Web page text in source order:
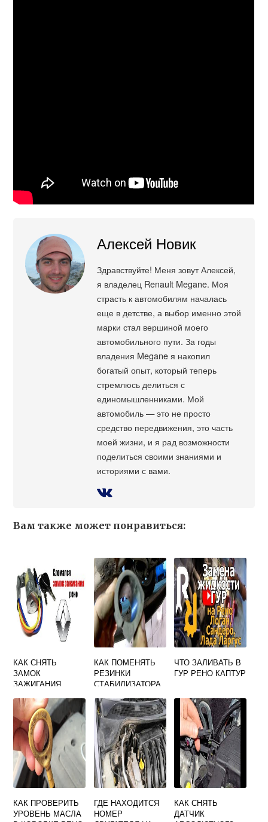
Алексей Новик
Здравствуйте! Меня зовут Алексей,
я владелец Renault Megane. Моя
страсть к автомобилям началась
еще в детстве, а выбор именно этой
марки стал вершиной моего
автомобильного пути. За годы
владения Megane я накопил
богатый опыт, который теперь
стремлюсь делиться с
единомышленниками. Мой
автомобиль — это не просто
средство передвижения, это часть
моей жизни, и я рад возможности
поделиться своими знаниями и
историями с вами.
Вам также может понравиться:
КАК СНЯТЬ
ЗАМОК
ЗАЖИГАНИЯ
КАК ПОМЕНЯТЬ
РЕЗИНКИ
СТАБИЛИЗАТОРА
ЧТО ЗАЛИВАТЬ В
ГУР РЕНО КАПТУР
КАК ПРОВЕРИТЬ
УРОВЕНЬ МАСЛА
ГДЕ НАХОДИТСЯ
НОМЕР
КАК СНЯТЬ
ДАТЧИК